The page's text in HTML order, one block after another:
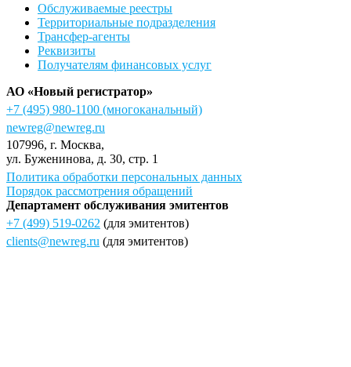
Обслуживаемые реестры
Территориальные подразделения
Трансфер-агенты
Реквизиты
Получателям финансовых услуг
АО «Новый регистратор»
+7 (495) 980-1100 (многоканальный)
newreg@newreg.ru
107996, г. Москва,
ул. Буженинова, д. 30, стр. 1
Политика обработки персональных данных
Порядок рассмотрения обращений
Департамент обслуживания эмитентов
+7 (499) 519-0262 (для эмитентов)
clients@newreg.ru (для эмитентов)